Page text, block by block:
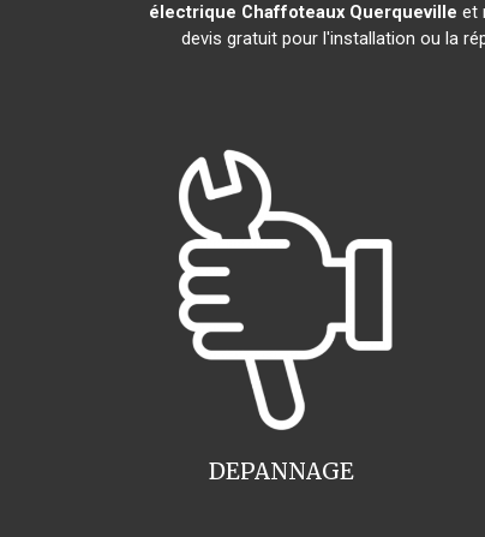
électrique Chaffoteaux Querqueville et
devis gratuit pour l'installation ou la
DEPANNAGE